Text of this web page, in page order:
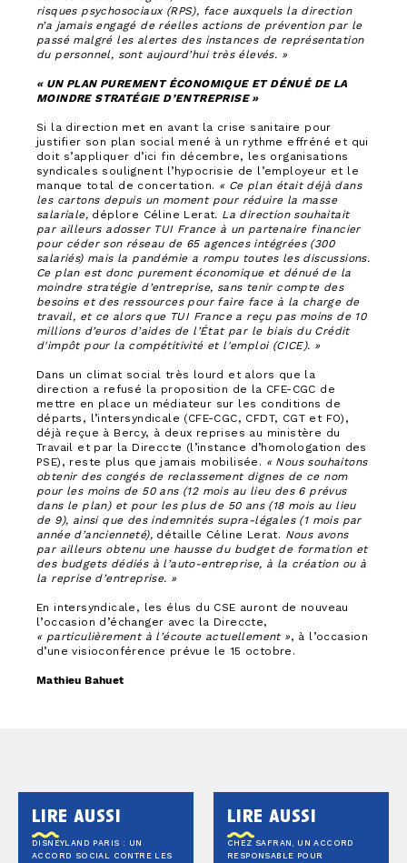
risques psychosociaux (RPS), face auxquels la direction
n’a jamais engagé de réelles actions de prévention par le
passé malgré les alertes des instances de représentation
du personnel, sont aujourd’hui très élevés. »
« UN PLAN PUREMENT ÉCONOMIQUE ET DÉNUÉ DE LA
MOINDRE STRATÉGIE D’ENTREPRISE »
Si la direction met en avant la crise sanitaire pour
justifier son plan social mené à un rythme effréné et qui
doit s’appliquer d’ici fin décembre, les organisations
syndicales soulignent l’hypocrisie de l’employeur et le
manque total de concertation. « Ce plan était déjà dans
les cartons depuis un moment pour réduire la masse
salariale, déplore Céline Lerat. La direction souhaitait
par ailleurs adosser TUI France à un partenaire financier
pour céder son réseau de 65 agences intégrées (300
salariés) mais la pandémie a rompu toutes les discussions.
Ce plan est donc purement économique et dénué de la
moindre stratégie d’entreprise, sans tenir compte des
besoins et des ressources pour faire face à la charge de
travail, et ce alors que TUI France a reçu pas moins de 10
millions d’euros d’aides de l’État par le biais du Crédit
d'impôt pour la compétitivité et l'emploi (CICE). »
Dans un climat social très lourd et alors que la
direction a refusé la proposition de la CFE-CGC de
mettre en place un médiateur sur les conditions de
départs, l’intersyndicale (CFE-CGC, CFDT, CGT et FO),
déjà reçue à Bercy, à deux reprises au ministère du
Travail et par la Direccte (l’instance d’homologation des
PSE), reste plus que jamais mobilisée. « Nous souhaitons
obtenir des congés de reclassement dignes de ce nom
pour les moins de 50 ans (12 mois au lieu des 6 prévus
dans le plan) et pour les plus de 50 ans (18 mois au lieu
de 9), ainsi que des indemnités supra-légales (1 mois par
année d’ancienneté), détaille Céline Lerat. Nous avons
par ailleurs obtenu une hausse du budget de formation et
des budgets dédiés à l’auto-entreprise, à la création ou à
la reprise d’entreprise. »
En intersyndicale, les élus du CSE auront de nouveau
l’occasion d’échanger avec la Direccte,
« particulièrement à l’écoute actuellement », à l’occasion
d’une visioconférence prévue le 15 octobre.
Mathieu Bahuet
lire aussi
DISNEYLAND PARIS : UN
ACCORD SOCIAL CONTRE LES
lire aussi
CHEZ SAFRAN, UN ACCORD
RESPONSABLE POUR